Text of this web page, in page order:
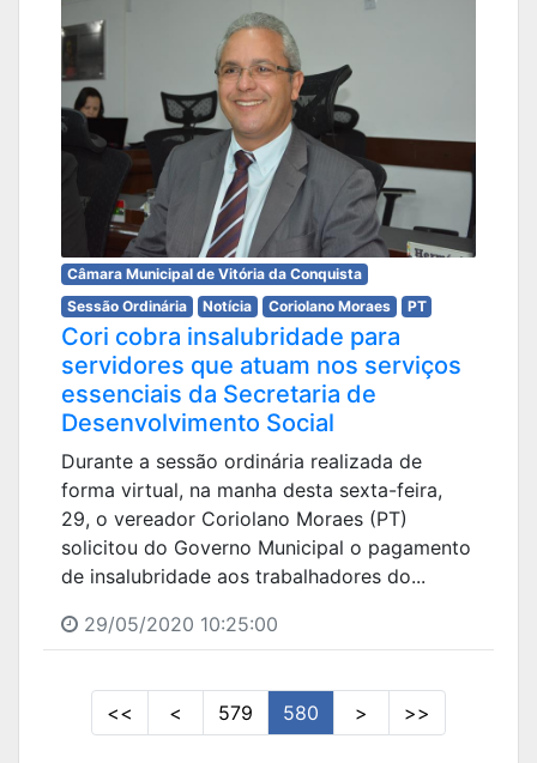
Câmara Municipal de Vitória da Conquista
Sessão Ordinária
Notícia Coriolano Moraes PT
Cori cobra insalubridade para
servidores que atuam nos serviços
essenciais da Secretaria de
Desenvolvimento Social
Durante a sessão ordinária realizada de
forma virtual, na manha desta sexta-feira,
29, o vereador Coriolano Moraes (PT)
solicitou do Governo Municipal o pagamento
de insalubridade aos trabalhadores do...
29/05/2020 10:25:00
<< < 579 580 > >>